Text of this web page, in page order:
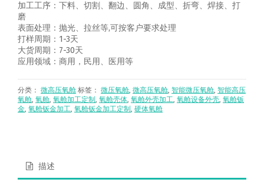
加工工序：下料、切割、翻边、圆角、成型、折弯、焊接、打
磨
表面处理：抛光、拉丝等,可按客户要求处理
打样周期：1-3天
大货周期：7-30天
应用领域：商用，民用、医用等
分类： 微高压氧舱 标签： 微压氧舱, 微高压氧舱, 智能微压氧舱, 智能高压
氧舱, 氧舱, 氧舱加工定制 , 氧舱壳体, 氧舱外壳加工, 氧舱设备外壳, 氧舱钣
金, 氧舱钣金加工, 氧舱钣金加工定制 , 硬体氧舱
描述